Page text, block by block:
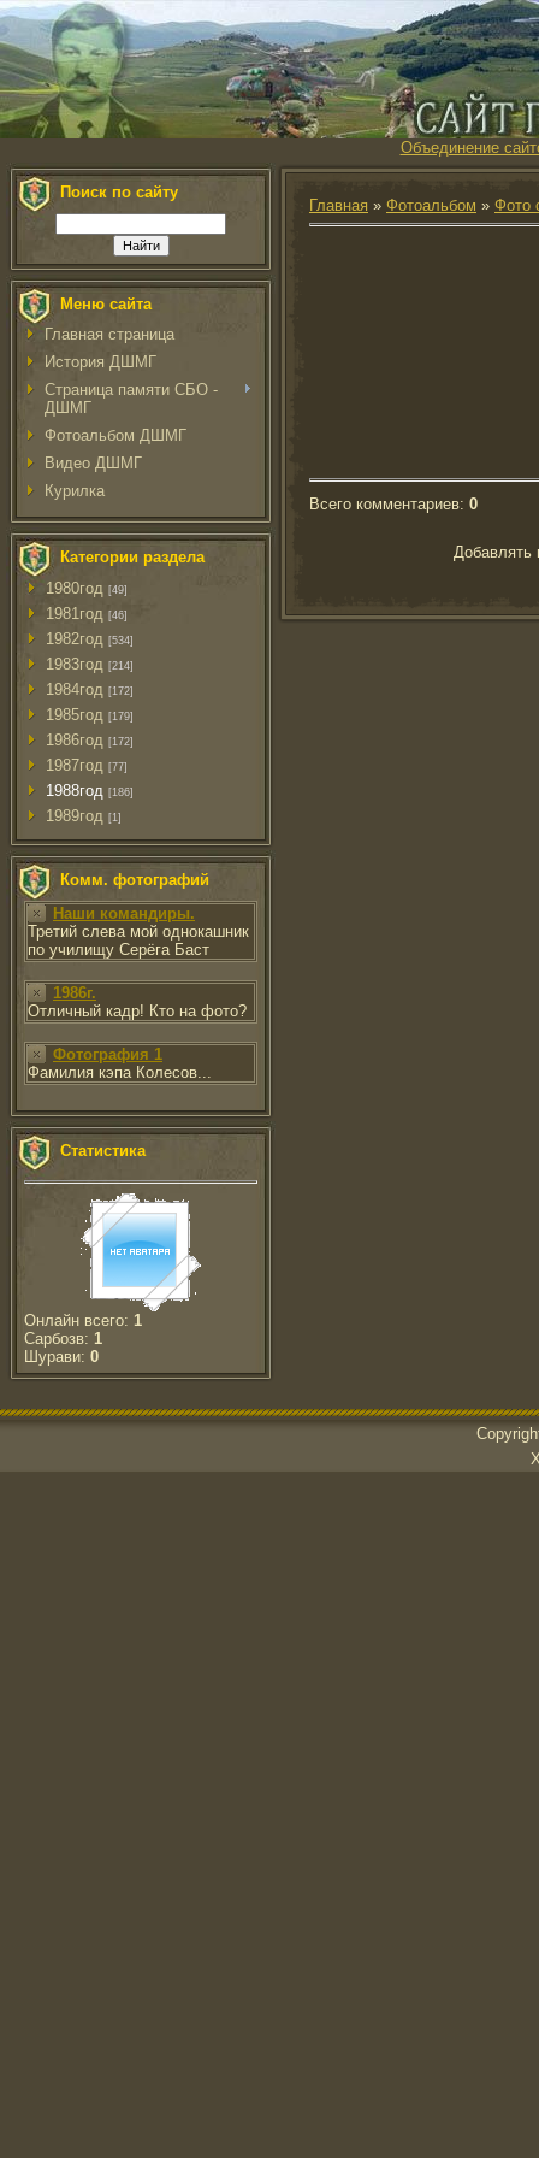
Объединение
Поиск по сайту
Меню сайта
Главная страница
История ДШМГ
Страница памяти СБО -
ДШМГ
Фотоальбом ДШМГ
Видео ДШМГ
Курилка
Категории раздела
1980год [49]
1981год [46]
1982год [534]
1983год [214]
1984год [172]
1985год [179]
1986год [172]
1987год [77]
1988год [186]
1989год [1]
Комм. фотографий
Наши командиры.
Третий слева мой однокашник
по училищу Серёга Баст
1986г.
Отличный кадр! Кто на фото?
Фотография 1
Фамилия кэпа Колесов...
Статистика
Онлайн всего: 1
Сарбозв: 1
Шурави: 0
Главная » Фотоальбом » Фото
Всего комментариев: 0
Добавлять